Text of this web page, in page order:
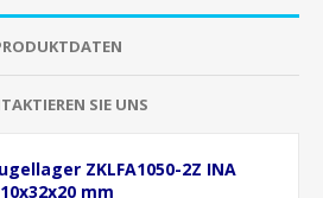
SIE UNS
ZKLFA1050-2Z INA
10x32x20 mm